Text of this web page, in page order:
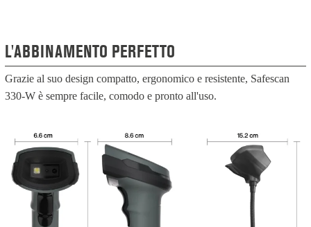
L'ABBINAMENTO PERFETTO
Grazie al suo design compatto, ergonomico e resistente, Safescan
330-W è sempre facile, comodo e pronto all'uso.